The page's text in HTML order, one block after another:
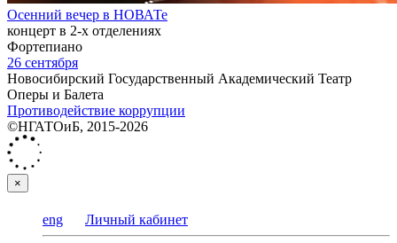
Осенний вечер в НОВАТе
концерт в 2-х отделениях
Фортепиано
26 сентября
Новосибирский Государственный Академический Театр
Оперы и Балета
Противодействие коррупции
©НГАТОиБ, 2015-2026
×
eng Личный кабинет